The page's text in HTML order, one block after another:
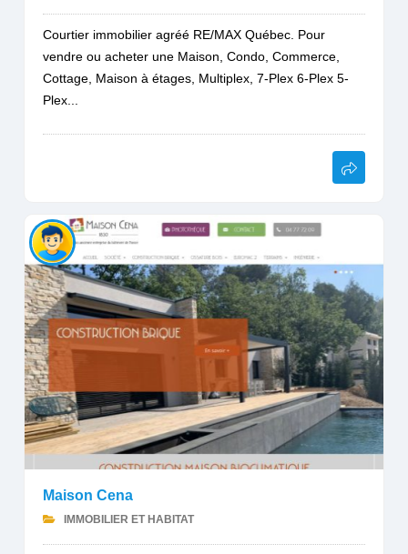
Courtier immobilier agréé RE/MAX Québec. Pour
vendre ou acheter une Maison, Condo, Commerce,
Cottage, Maison à étages, Multiplex, 7-Plex 6-Plex 5-
Plex...
Maison Cena
IMMOBILIER ET HABITAT